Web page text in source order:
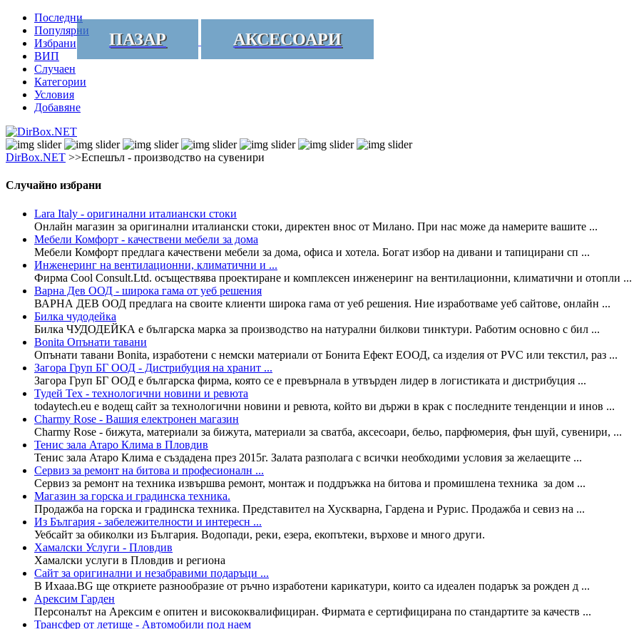
Последни
Популярни
Избрани
ВИП
Случаен
Категории
Условия
Добавяне
ПАЗАР АКСЕСОАРИ
DirBox.NET >>Еспешъл - производство на сувенири
Случайно избрани
Lara Italy - оригинални италиански стоки
Онлайн магазин за оригинални италиански стоки, директен внос от Милано. При нас може да намерите вашите ...
Мебели Комфорт - качествени мебели за дома
Мебели Комфорт предлага качествени мебели за дома, офиса и хотела. Богат избор на дивани и тапицирани сп ...
Инженеринг на вентилационни, климатични и ...
Фирма Cool Consult.Ltd. осъществява проектиране и комплексен инженеринг на вентилационни, климатични и отопли ...
Варна Дев ООД - широка гама от уеб решения
ВАРНА ДЕВ ООД предлага на своите клиенти широка гама от уеб решения. Ние изработваме уеб сайтове, онлайн ...
Билка чудодейка
Билка ЧУДОДЕЙКА е българска марка за производство на натурални билкови тинктури. Работим основно с бил ...
Bonita Опънати тавани
Опънати тавани Bonita, изработени с немски материали от Бонита Ефект ЕООД, са изделия от PVC или текстил, раз ...
Загора Груп БГ ООД - Дистрибуция на хранит ...
Загора Груп БГ ООД е българска фирма, която се е превърнала в утвърден лидер в логистиката и дистрибуция ...
Тудей Тех - технологични новини и ревюта
todaytech.eu е водещ сайт за технологични новини и ревюта, който ви държи в крак с последните тенденции и инов ...
Charmy Rose - Вашия електронен магазин
Charmy Rose - бижута, материали за бижута, материали за сватба, аксесоари, бельо, парфюмерия, фън шуй, сувенири, ...
Тенис зала Атаро Клима в Пловдив
Тенис зала Атаро Клима е създадена през 2015г. Залата разполага с всички необходими условия за желаещите ...
Сервиз за ремонт на битова и професионалн ...
Сервиз за ремонт на техника извършва ремонт, монтаж и поддръжка на битова и промишлена техника за дом ...
Магазин за горска и градинска техника.
Продажба на горска и градинска техника. Представител на Хускварна, Гардена и Рурис. Продажба и севиз на ...
Из България - забележителности и интересн ...
Уебсайт за обиколки из България. Водопади, реки, езера, екопътеки, върхове и много други.
Хамалски Услуги - Пловдив
Хамалски услуги в Пловдив и региона
Сайт за оригинални и незабравими подаръци ...
В Ихааа.BG ще откриете разнообразие от ръчно изработени карикатури, които са идеален подарък за рожден д ...
Арексим Гарден
Персоналът на Арексим е опитен и висококвалифициран. Фирмата е сертифицирана по стандартите за качеств ...
Трансфер от летище - Автомобили под наем